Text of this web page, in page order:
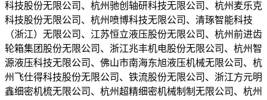
科技股份无限公司、杭州驰创轴研科技无限公司、杭州麦乐克
科技股份无限公司、杭州喷博科技无限公司、清琢智能科技
（浙江）无限公司、江苏恒立液压股份无限公司、杭州前进齿
轮箱集团股份无限公司、浙江兆丰机电股份无限公司、杭州智
源液压科技无限公司、佛山市南海东旭液压机械无限公司、杭
州飞仕得科技股份无限公司、铁流股份无限公司、浙江方元明
鑫细密机梳无限公司、杭州超精细密机械制制无限公司、杭州